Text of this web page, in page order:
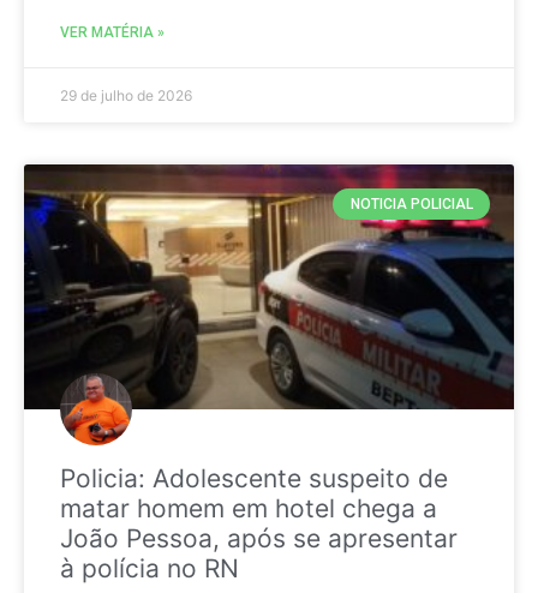
VER MATÉRIA »
29 de julho de 2026
NOTICIA POLICIAL
Policia: Adolescente suspeito de
matar homem em hotel chega a
João Pessoa, após se apresentar
à polícia no RN